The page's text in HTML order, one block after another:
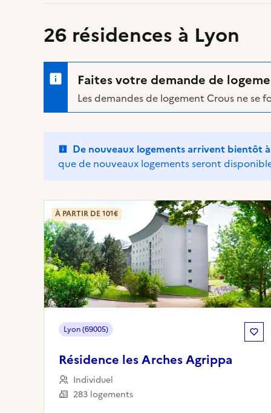
26 résidences à Lyon
Faites votre demande de
Les demandes de logement Crous ne se
De nouveaux logements arrivent bientôt
que de nouveaux logements seront
Résidence les Arches Agrippa
Individuel
283 logements
Lyon (69005)
À PARTIR DE 101€